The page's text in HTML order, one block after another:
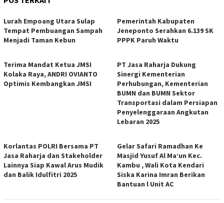
Lurah Empoang Utara Sulap
Tempat Pembuangan Sampah
Menjadi Taman Kebun
Pemerintah Kabupaten
Jeneponto Serahkan 6.139 SK
PPPK Paruh Waktu
Terima Mandat Ketua JMSI
Kolaka Raya, ANDRI OVIANTO
Optimis Kembangkan JMSI
PT Jasa Raharja Dukung
Sinergi Kementerian
Perhubungan, Kementerian
BUMN dan BUMN Sektor
Transportasi dalam Persiapan
Penyelenggaraan Angkutan
Lebaran 2025
Korlantas POLRI Bersama PT
Jasa Raharja dan Stakeholder
Lainnya Siap Kawal Arus Mudik
dan Balik Idulfitri 2025
Gelar Safari Ramadhan Ke
Masjid Yusuf Al Ma’un Kec.
Kambu , Wali Kota Kendari
Siska Karina Imran Berikan
Bantuan l Unit AC